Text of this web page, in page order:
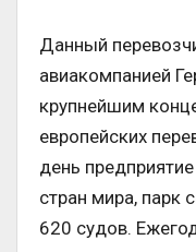
Данный
авиакомпанией
крупнейшим
европейских
день
стран мира, парк
620 судов.